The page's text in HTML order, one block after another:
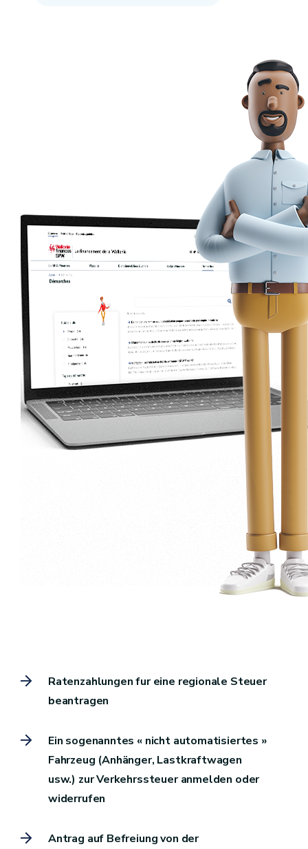
Ratenzahlungen fur eine regionale Steuer
beantragen
Ein sogenanntes « nicht automatisiertes »
Fahrzeug (Anhänger, Lastkraftwagen
usw.) zur Verkehrssteuer anmelden oder
widerrufen
Antrag auf Befreiung von der